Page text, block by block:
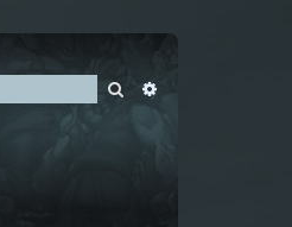
Rechercher